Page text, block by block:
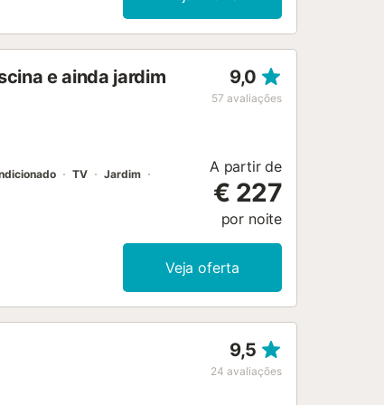
e ainda jardim 9,0
57 avaliações
TV
Jardim
A partir de
€ 227
por noite
Veja oferta
9,5
24 avaliações